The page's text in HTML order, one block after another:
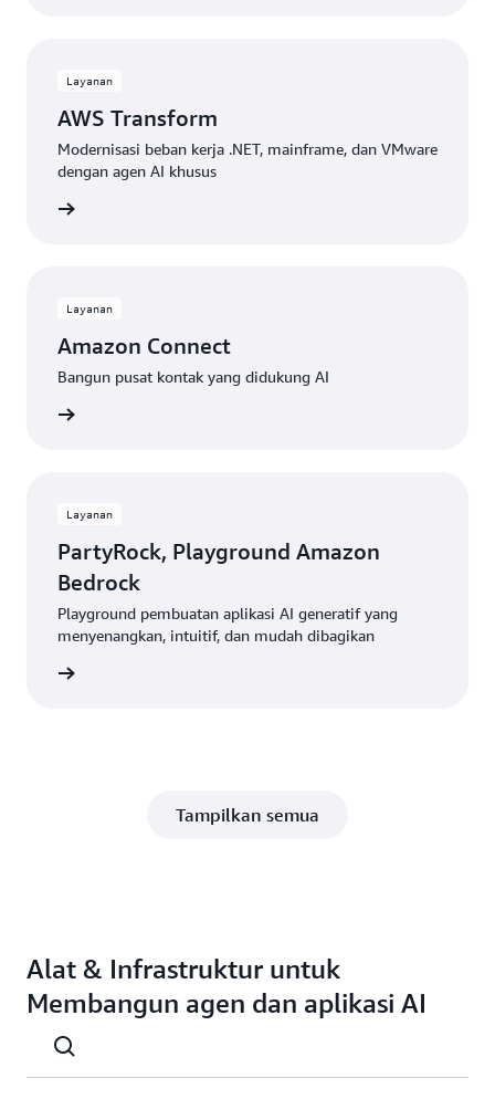
Layanan
AWS Transform
Modernisasi beban kerja .NET, mainframe, dan VMware
dengan agen AI khusus
Layanan
Amazon Connect
Bangun pusat kontak yang didukung AI
Layanan
PartyRock, Playground Amazon
Bedrock
Playground pembuatan aplikasi AI generatif yang
menyenangkan, intuitif, dan mudah dibagikan
Tampilkan semua
Alat & Infrastruktur untuk
Membangun agen dan aplikasi AI